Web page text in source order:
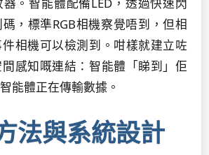
，標準RGB相機察覺唔到，但相
相機可以檢測到。咁樣就建立咗
感知嘅連結：智能體「睇到」佢
能體正在傳輸數據。
法與系統設計